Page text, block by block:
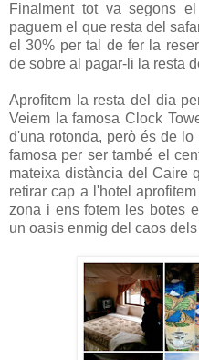
Finalment tot va segons
paguem el que resta del
el 30% per tal de fer la
de sobre al pagar-li la resta
Aprofitem la resta del dia
Veiem la famosa Clock
d'una rotonda, però és de
famosa per ser també el
mateixa distància del Caire
retirar cap a l'hotel
zona i ens fotem les botes
un oasis enmig del caos dels